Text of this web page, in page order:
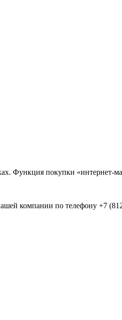
Функция покупки «интернет-
компании по телефону +7